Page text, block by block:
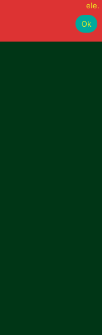
ele.
Ok